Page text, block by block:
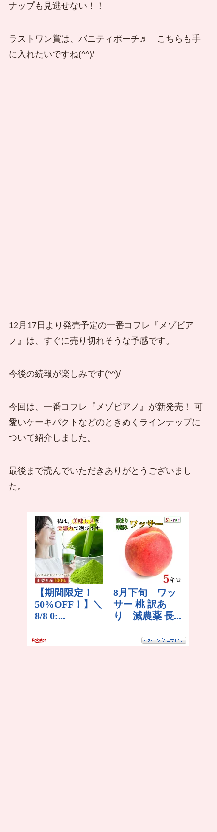
ナップも見逃せない！！
ラストワン賞は、バニティポーチ♬ こちらも手
に入れたいですね(^^)/
12月17日より発売予定の一番コフレ『メゾピア
ノ』は、すぐに売り切れそうな予感です。
今後の続報が楽しみです(^^)/
今回は、一番コフレ『メゾピアノ』が新発売！ 可
愛いケーキパクトなどのときめくラインナップに
ついて紹介しました。
最後まで読んでいただきありがとうございまし
た。